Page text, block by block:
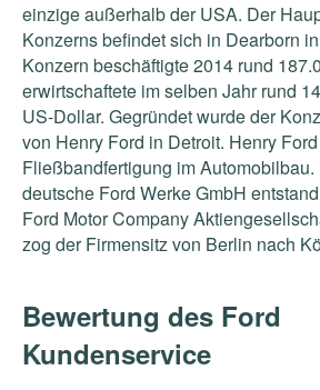
einzige außerhalb der USA. Der
Konzerns befindet sich in Dearborn
Konzern beschäftigte 2014 rund
erwirtschaftete im selben Jahr rund
US-Dollar. Gegründet wurde der
von Henry Ford in Detroit. Henry
Fließbandfertigung im
deutsche Ford Werke GmbH
Ford Motor Company
zog der Firmensitz von Berlin nach
Bewertung des Ford
Kundenservice